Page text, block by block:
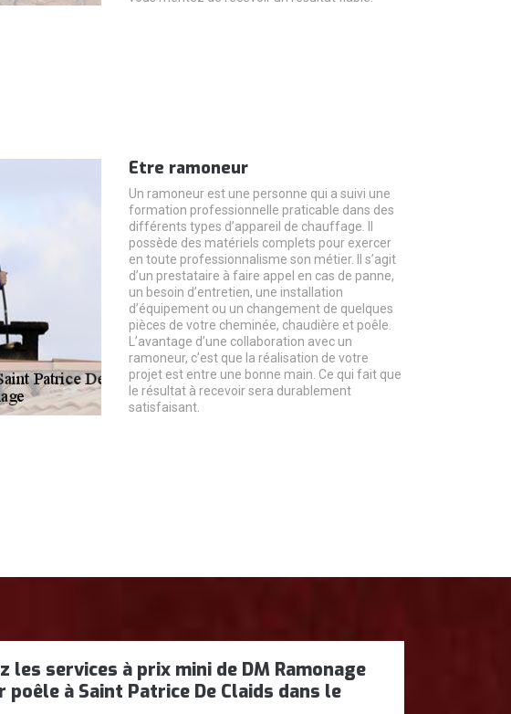
Etre ramoneur
Un ramoneur est une personne qui a suivi une
formation professionnelle praticable dans des
différents types d’appareil de chauffage. Il
possède des matériels complets pour exercer
en toute professionnalisme son métier. Il s’agit
d’un prestataire à faire appel en cas de panne,
un besoin d’entretien, une installation
d’équipement ou un changement de quelques
pièces de votre cheminée, chaudière et poêle.
L’avantage d’une collaboration avec un
ramoneur, c’est que la réalisation de votre
projet est entre une bonne main. Ce qui fait que
le résultat à recevoir sera durablement
satisfaisant.
les services à prix mini de DM Ramonage
poêle à Saint Patrice De Claids dans le